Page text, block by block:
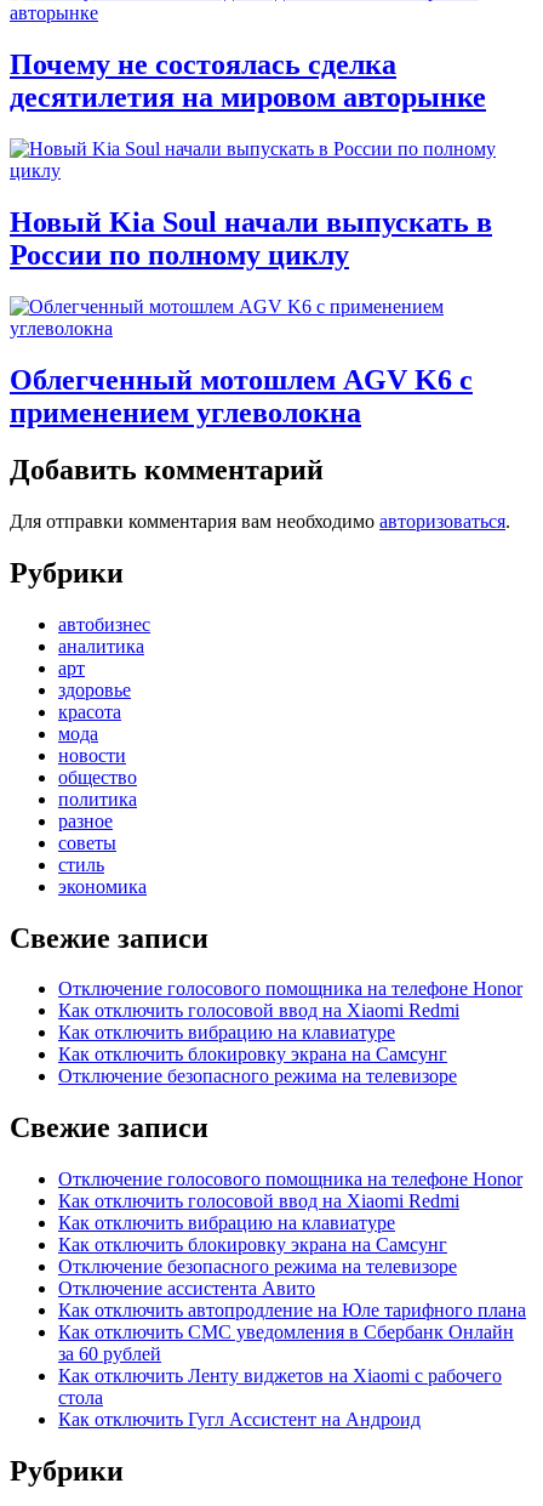
Почему не состоялась сделка
десятилетия на мировом авторынке
Новый Kia Soul начали выпускать в
России по полному циклу
Облегченный мотошлем AGV K6 с
применением углеволокна
Добавить комментарий
Для отправки комментария вам необходимо авторизоваться.
Рубрики
автобизнес
аналитика
арт
здоровье
красота
мода
новости
общество
политика
разное
советы
стиль
экономика
Свежие записи
Отключение голосового помощника на телефоне Honor
Как отключить голосовой ввод на Xiaomi Redmi
Как отключить вибрацию на клавиатуре
Как отключить блокировку экрана на Самсунг
Отключение безопасного режима на телевизоре
Свежие записи
Отключение голосового помощника на телефоне Honor
Как отключить голосовой ввод на Xiaomi Redmi
Как отключить вибрацию на клавиатуре
Как отключить блокировку экрана на Самсунг
Отключение безопасного режима на телевизоре
Отключение ассистента Авито
Как отключить автопродление на Юле тарифного плана
Как отключить СМС уведомления в Сбербанк Онлайн
за 60 рублей
Как отключить Ленту виджетов на Xiaomi с рабочего
стола
Как отключить Гугл Ассистент на Андроид
Рубрики